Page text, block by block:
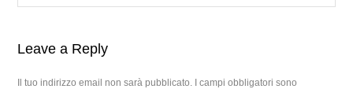
Leave a Reply
Il tuo indirizzo email non sarà pubblicato.
I campi obbligatori sono